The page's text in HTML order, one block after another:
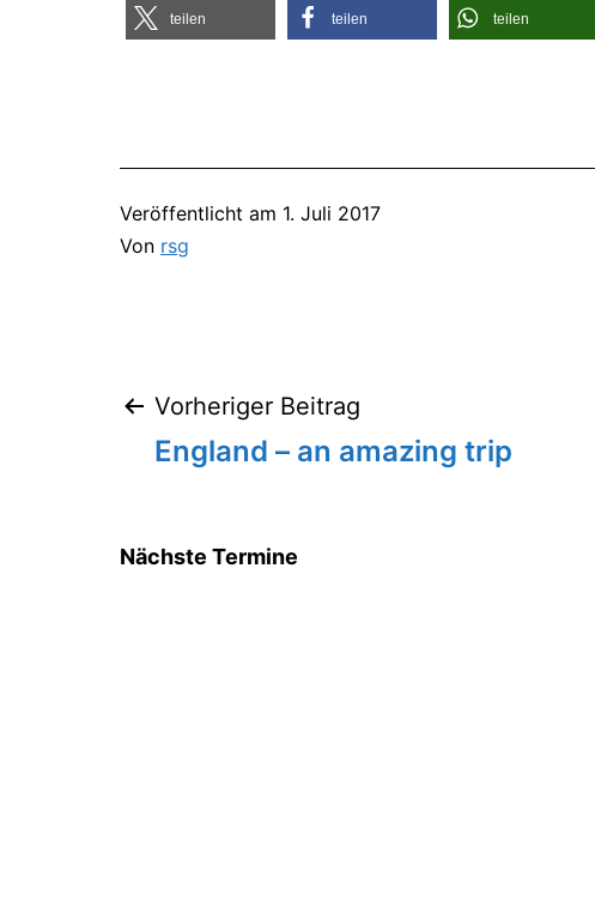
tei­len tei­len tei­len
Veröffentlicht am 1. Juli 2017
Von rsg
Beitragsnavigation
Vorheriger Beitrag
England – an amazing trip
Nächste Termine